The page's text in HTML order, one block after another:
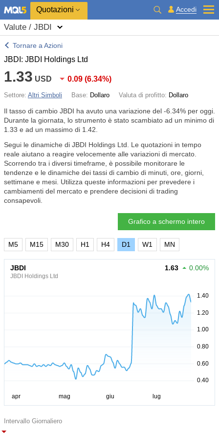
Quotazioni Accedi
Valute / JBDI
Tornare a Azioni
JBDI: JBDI Holdings Ltd
1.33 USD 0.09 (6.34%)
Settore: Altri Simboli Base: Dollaro Valuta di profitto: Dollaro
Il tasso di cambio JBDI ha avuto una variazione del -6.34% per oggi.
Durante la giornata, lo strumento è stato scambiato ad un minimo di
1.33 e ad un massimo di 1.42.
Segui le dinamiche di JBDI Holdings Ltd. Le quotazioni in tempo
reale aiutano a reagire velocemente alle variazioni di mercato.
Scorrendo tra i diversi timeframe, è possibile monitorare le
tendenze e le dinamiche dei tassi di cambio di minuti, ore, giorni,
settimane e mesi. Utilizza queste informazioni per prevedere i
cambiamenti del mercato e prendere decisioni di trading
consapevoli.
Grafico a schermo intero
M5 M15 M30 H1 H4 D1 W1 MN
JBDI
JBDI Holdings Ltd
1.63 0.00%
Intervallo Giornaliero